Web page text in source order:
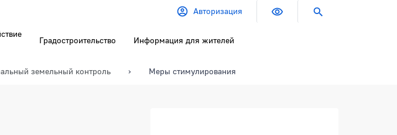
Авторизация
Градостроительство Информация для жителей
земельный контроль Меры стимулирования